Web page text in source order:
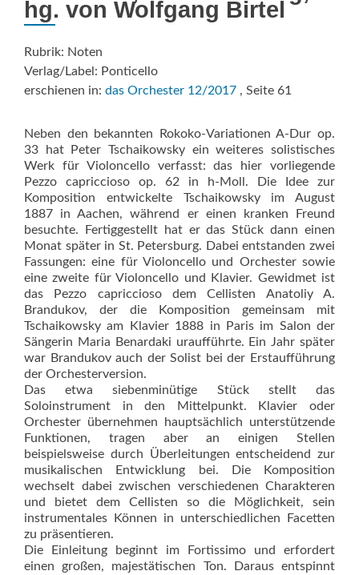
hg. von Wolfgang Birtel
Rubrik: Noten
Verlag/Label: Ponticello
erschienen in: das Orchester 12/2017 , Seite 61
Neben den bekannten Rokoko-Variationen A-Dur op.
33 hat Peter Tschaikowsky ein weiteres solistisches
Werk für Violoncello verfasst: das hier vorliegende
Pezzo capriccioso op. 62 in h-Moll. Die Idee zur
Komposition entwickelte Tschaikowsky im August
1887 in Aachen, während er einen kranken Freund
besuchte. Fertiggestellt hat er das Stück dann einen
Monat später in St. Petersburg. Dabei entstanden zwei
Fassungen: eine für Violoncello und Orchester sowie
eine zweite für Violoncello und Klavier. Gewidmet ist
das Pezzo capriccioso dem Cellisten Anatoliy A.
Brandukov, der die Komposition gemeinsam mit
Tschaikowsky am Klavier 1888 in Paris im Salon der
Sängerin Maria Benardaki uraufführte. Ein Jahr später
war Brandukov auch der Solist bei der Erstaufführung
der Orchesterversion.
Das etwa siebenminütige Stück stellt das
Soloinstrument in den Mittelpunkt. Klavier oder
Orchester übernehmen hauptsächlich unterstützende
Funktionen, tragen aber an einigen Stellen
beispielsweise durch Überleitungen entscheidend zur
musikalischen Entwicklung bei. Die Komposition
wechselt dabei zwischen verschiedenen Charakteren
und bietet dem Cellisten so die Möglichkeit, sein
instrumentales Können in unterschiedlichen Facetten
zu präsentieren.
Die Einleitung beginnt im Fortissimo und erfordert
einen großen, majestätischen Ton. Daraus entspinnt